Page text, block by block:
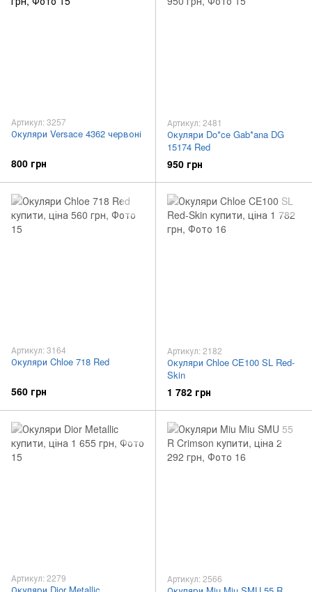
Артикул: 3257
Окуляри Versace 4362 червоні
800 грн
Артикул: 2481
Окуляри Do*ce Gab*ana DG
15174 Red
950 грн
Артикул: 3164
Окуляри Chloe 718 Red
560 грн
Артикул: 2182
Окуляри Chloe CE100 SL Red-
Skin
1 782 грн
Артикул: 2279 Артикул: 2566